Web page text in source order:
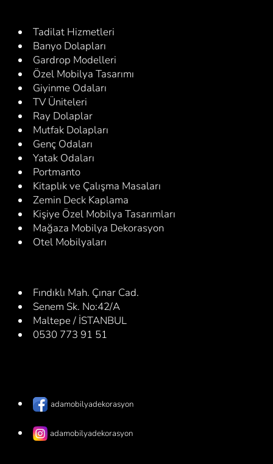
Tadilat Hizmetleri
Banyo Dolapları
Gardrop Modelleri
Özel Mobilya Tasarımı
Giyinme Odaları
TV Üniteleri
Ray Dolaplar
Mutfak Dolapları
Genç Odaları
Yatak Odaları
Portmanto
Kitaplık ve Çalışma Masaları
Zemin Deck Kaplama
Kişiye Özel Mobilya Tasarımları
Mağaza Mobilya Dekorasyon
Otel Mobilyaları
Fındıklı Mah. Çınar Cad.
Senem Sk. No:42/A
Maltepe / İSTANBUL
0530 773 91 51
adamobilyadekorasyon
adamobilyadekorasyon